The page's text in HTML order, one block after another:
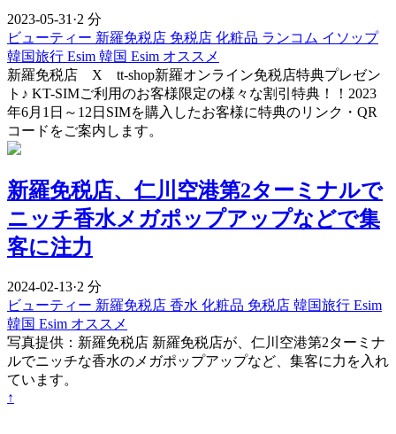
2023-05-31 ·2 分
ビューティー 新羅免税店 免税店 化粧品 ランコム イソップ
韓国旅行 Esim 韓国 Esim オススメ
新羅免税店 X tt-shop新羅オンライン免税店特典プレゼン
ト♪ KT-SIMご利用のお客様限定の様々な割引特典！！2023
年6月1日～12日SIMを購入したお客様に特典のリンク・QR
コードをご案内します。
新羅免税店、仁川空港第2ターミナルで
ニッチ香水メガポップアップなどで集
客に注力
2024-02-13·2 分
ビューティー 新羅免税店 香水 化粧品 免税店 韓国旅行 Esim
韓国 Esim オススメ
写真提供：新羅免税店 新羅免税店が、仁川空港第2ターミナ
ルでニッチな香水のメガポップアップなど、集客に力を入れ
ています。
↑